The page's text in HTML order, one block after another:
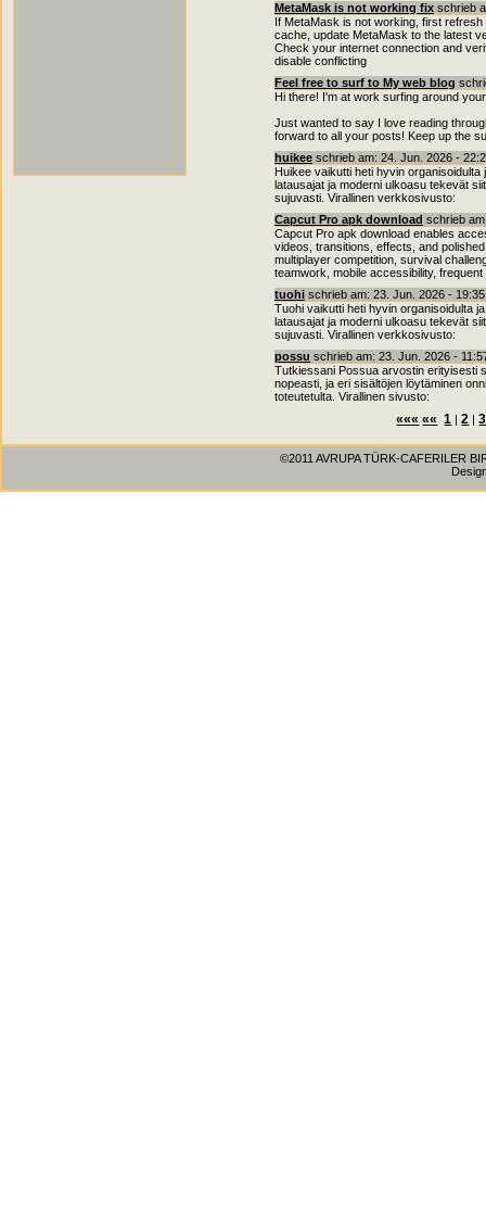
MetaMask is not working fix schrieb
If MetaMask is not working, first
cache, update MetaMask to the latest
Check your internet connection and
disable conflicting
Feel free to surf to My web blog
Hi there! I'm at work surfing around
Just wanted to say I love reading
forward to all your posts! Keep up the
huikee schrieb am: 24. Jun. 2026 -
Huikee vaikutti heti hyvin
latausajat ja moderni ulkoasu tekevät
sujuvasti. Virallinen verkkosivusto:
Capcut Pro apk download schrieb
Capcut Pro apk download enables
videos, transitions, effects, and
multiplayer competition, survival
teamwork, mobile accessibility, frequent
tuohi schrieb am: 23. Jun. 2026 -
Tuohi vaikutti heti hyvin organisoidulta
latausajat ja moderni ulkoasu tekevät
sujuvasti. Virallinen verkkosivusto:
possu schrieb am: 23. Jun. 2026 -
Tutkiessani Possua arvostin erityisesti
nopeasti, ja eri sisältöjen löytäminen
toteutetulta. Virallinen sivusto:
««« «« 1 |2 |3
©2011 AVRUPA TÜRK-CAFERILER